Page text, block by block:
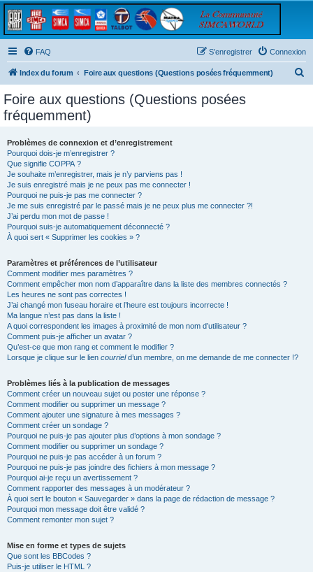
FAQ Connexion
S’enregistrer
Index du forum Foire aux questions (Questions posées fréquemment)
Foire aux questions (Questions posées
fréquemment)
Problèmes de connexion et d’enregistrement
Pourquoi dois-je m’enregistrer ?
Que signifie COPPA ?
Je souhaite m’enregistrer, mais je n’y parviens pas !
Je suis enregistré mais je ne peux pas me connecter !
Pourquoi ne puis-je pas me connecter ?
Je me suis enregistré par le passé mais je ne peux plus me connecter ?!
J’ai perdu mon mot de passe !
Pourquoi suis-je automatiquement déconnecté ?
À quoi sert « Supprimer les cookies » ?
Paramètres et préférences de l’utilisateur
Comment modifier mes paramètres ?
Comment empêcher mon nom d’apparaître dans la liste des membres connectés ?
Les heures ne sont pas correctes !
J’ai changé mon fuseau horaire et l’heure est toujours incorrecte !
Ma langue n’est pas dans la liste !
A quoi correspondent les images à proximité de mon nom d’utilisateur ?
Comment puis-je afficher un avatar ?
Qu’est-ce que mon rang et comment le modifier ?
Lorsque je clique sur le lien courrield’un membre, on me demande de me connecter !?
Problèmes liés à la publication de messages
Comment créer un nouveau sujet ou poster une réponse ?
Comment modifier ou supprimer un message ?
Comment ajouter une signature à mes messages ?
Comment créer un sondage ?
Pourquoi ne puis-je pas ajouter plus d’options à mon sondage ?
Comment modifier ou supprimer un sondage ?
Pourquoi ne puis-je pas accéder à un forum ?
Pourquoi ne puis-je pas joindre des fichiers à mon message ?
Pourquoi ai-je reçu un avertissement ?
Comment rapporter des messages à un modérateur ?
À quoi sert le bouton « Sauvegarder » dans la page de rédaction de message ?
Pourquoi mon message doit être validé ?
Comment remonter mon sujet ?
Mise en forme et types de sujets
Que sont les BBCodes ?
Puis-je utiliser le HTML ?